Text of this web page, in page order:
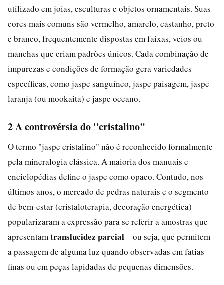
utilizado em joias, esculturas e objetos ornamentais. Suas
cores mais comuns são vermelho, amarelo, castanho, preto
e branco, frequentemente dispostas em faixas, veios ou
manchas que criam padrões únicos. Cada combinação de
impurezas e condições de formação gera variedades
específicas, como jaspe sanguíneo, jaspe paisagem, jaspe
laranja (ou mookaita) e jaspe oceano.
2 A controvérsia do "cristalino"
O termo "jaspe cristalino" não é reconhecido formalmente
pela mineralogia clássica. A maioria dos manuais e
enciclopédias define o jaspe como opaco. Contudo, nos
últimos anos, o mercado de pedras naturais e o segmento
de bem-estar (cristaloterapia, decoração energética)
popularizaram a expressão para se referir a amostras que
apresentam translucidez parcial– ou seja, que permitem
a passagem de alguma luz quando observadas em fatias
finas ou em peças lapidadas de pequenas dimensões.